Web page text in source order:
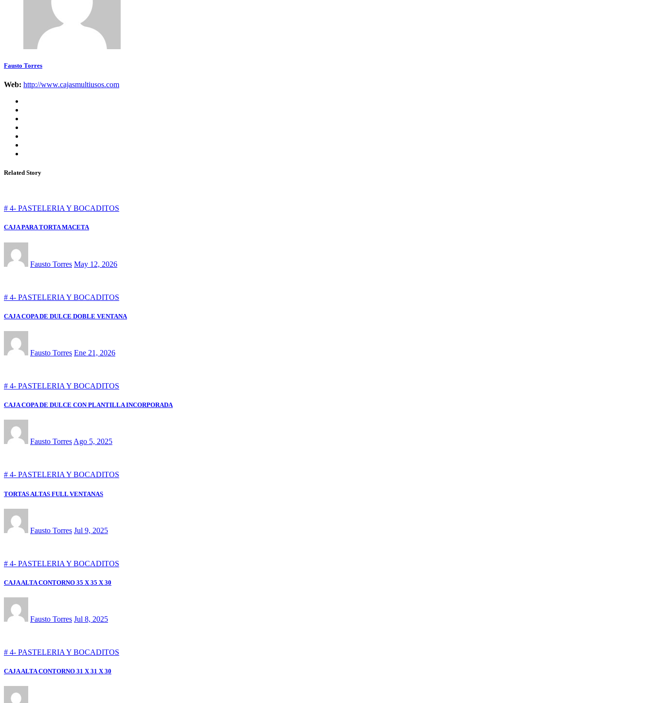
Fausto Torres
Web: http://www.cajasmultiusos.com
Related Story
# 4- PASTELERIA Y BOCADITOS
CAJA PARA TORTA MACETA
Fausto Torres May 12, 2026
# 4- PASTELERIA Y BOCADITOS
CAJA COPA DE DULCE DOBLE VENTANA
Fausto Torres Ene 21, 2026
# 4- PASTELERIA Y BOCADITOS
CAJA COPA DE DULCE CON PLANTILLA INCORPORADA
Fausto Torres Ago 5, 2025
# 4- PASTELERIA Y BOCADITOS
TORTAS ALTAS FULL VENTANAS
Fausto Torres Jul 9, 2025
# 4- PASTELERIA Y BOCADITOS
CAJA ALTA CONTORNO 35 X 35 X 30
Fausto Torres Jul 8, 2025
# 4- PASTELERIA Y BOCADITOS
CAJA ALTA CONTORNO 31 X 31 X 30